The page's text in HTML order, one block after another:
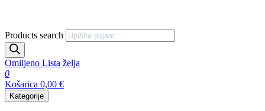
Products search
Omiljeno Lista želja
0
Košarica 0,00 €
Kategorije